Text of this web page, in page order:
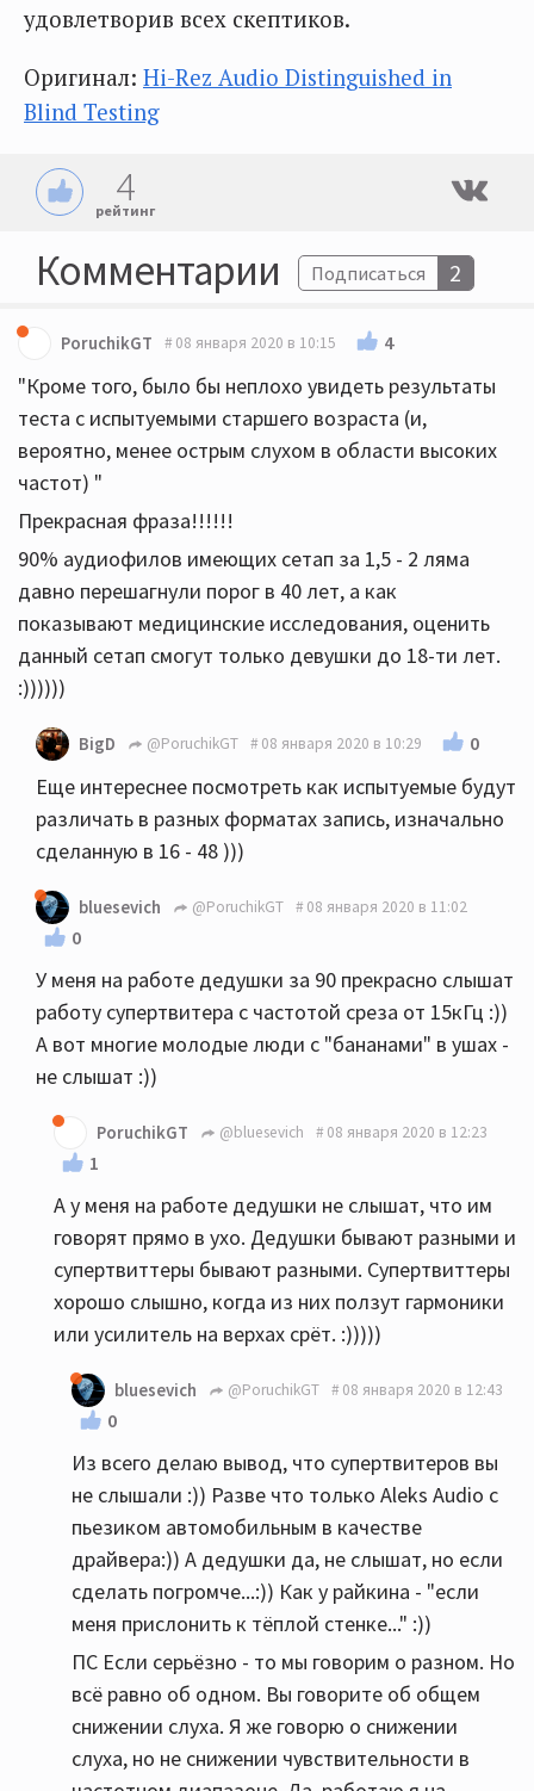
удовлетворив всех скептиков.
Оригинал: Hi-Rez Audio Distinguished in
Blind Testing
4
рейтинг
Комментарии Подписаться 2
PoruchikGT 08 января 2020 в 10:15 4
"Кроме того, было бы неплохо увидеть результаты
теста с испытуемыми старшего возраста (и,
вероятно, менее острым слухом в области высоких
частот) "
Прекрасная фраза!!!!!!
90% аудиофилов имеющих сетап за 1,5 - 2 ляма
давно перешагнули порог в 40 лет, а как
показывают медицинские исследования, оценить
данный сетап смогут только девушки до 18-ти лет.
:))))))
BigD @PoruchikGT 08 января 2020 в 10:29 0
Еще интереснее посмотреть как испытуемые будут
различать в разных форматах запись, изначально
сделанную в 16 - 48 )))
bluesevich @PoruchikGT 08 января 2020 в 11:02
0
У меня на работе дедушки за 90 прекрасно слышат
работу супертвитера с частотой среза от 15кГц :))
А вот многие молодые люди с "бананами" в ушах -
не слышат :))
PoruchikGT @bluesevich 08 января 2020 в 12:23
1
А у меня на работе дедушки не слышат, что им
говорят прямо в ухо. Дедушки бывают разными и
супертвиттеры бывают разными. Супертвиттеры
хорошо слышно, когда из них ползут гармоники
или усилитель на верхах срёт. :)))))
bluesevich @PoruchikGT 08 января 2020 в 12:43
0
Из всего делаю вывод, что супертвитеров вы
не слышали :)) Разве что только Aleks Audio с
пьезиком автомобильным в качестве
драйвера:)) А дедушки да, не слышат, но если
сделать погромче...:)) Как у райкина - "если
меня прислонить к тёплой стенке..." :))
ПС Если серьёзно - то мы говорим о разном. Но
всё равно об одном. Вы говорите об общем
снижении слуха. Я же говорю о снижении
слуха, но не снижении чувствительности в